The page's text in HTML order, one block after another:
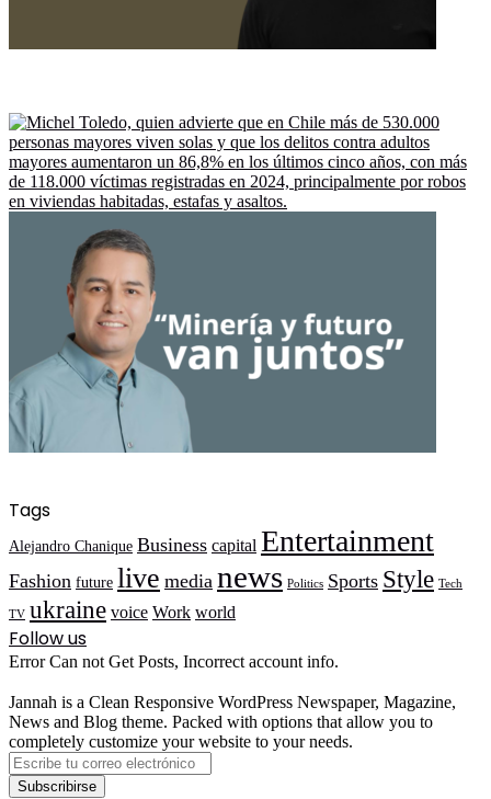
Tags
Alejandro Chanique Business capital Entertainment
Fashion future live media news Politics Sports Style Tech
TV ukraine voice Work world
Follow us
Error Can not Get Posts, Incorrect account info.
Jannah is a Clean Responsive WordPress Newspaper, Magazine,
News and Blog theme. Packed with options that allow you to
completely customize your website to your needs.
Escribe
tu